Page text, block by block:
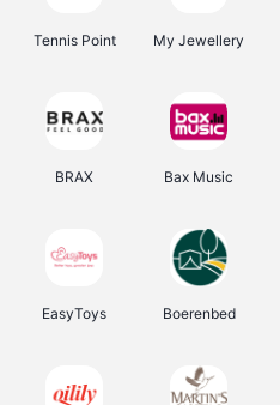
Tennis Point My Jewellery
BRAX Bax Music
EasyToys Boerenbed